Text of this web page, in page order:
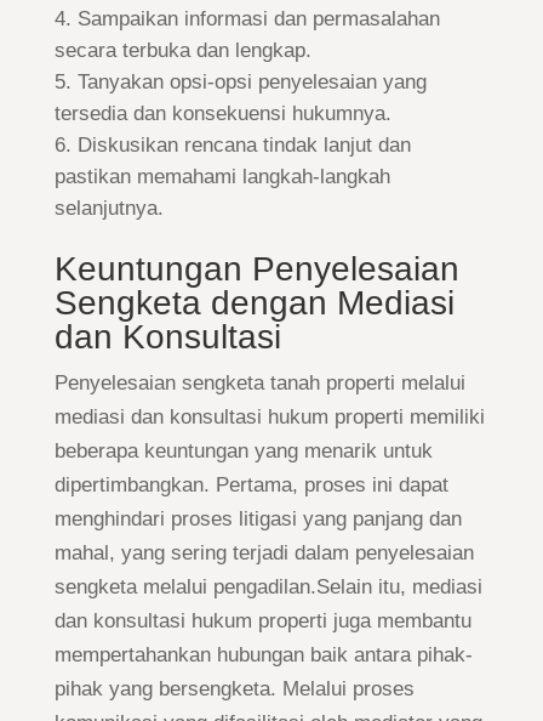
Sampaikan informasi dan permasalahan
secara terbuka dan lengkap.
Tanyakan opsi-opsi penyelesaian yang
tersedia dan konsekuensi hukumnya.
Diskusikan rencana tindak lanjut dan
pastikan memahami langkah-langkah
selanjutnya.
Keuntungan Penyelesaian
Sengketa dengan Mediasi
dan Konsultasi
Penyelesaian sengketa tanah properti melalui
mediasi dan konsultasi hukum properti memiliki
beberapa keuntungan yang menarik untuk
dipertimbangkan. Pertama, proses ini dapat
menghindari proses litigasi yang panjang dan
mahal, yang sering terjadi dalam penyelesaian
sengketa melalui pengadilan.Selain itu, mediasi
dan konsultasi hukum properti juga membantu
mempertahankan hubungan baik antara pihak-
pihak yang bersengketa. Melalui proses